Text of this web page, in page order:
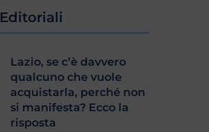
Editoriali
Lazio, se c’è davvero
qualcuno che vuole
acquistarla, perché non
si manifesta? Ecco la
risposta